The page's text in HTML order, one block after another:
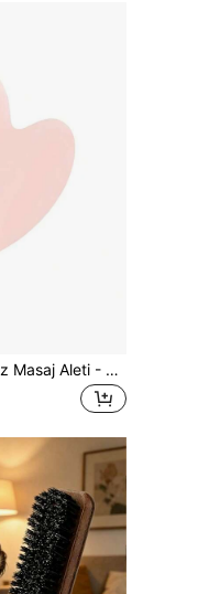
Pembe Gua Sha Yüz Masaj Aleti - Yüz ve Göz Masajı Gua Sha Taşı, Yaşlanma Karşıtı, Vücut Sıkılaştırıcı, Şişkinlik Giderici, Şekillendirici ve Cilt Bakımı Aleti, Kadınlar İçin Uygundur